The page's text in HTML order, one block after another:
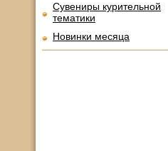
Сувениры курительной
тематики
Новинки месяца